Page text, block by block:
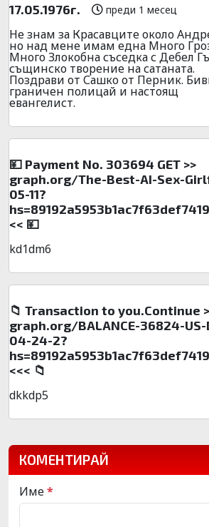
17.05.1976г. преди 1 месец
Не знам за Красавците около
но над мене имам една Много
Много Злокобна съседка с Дебел
същинско творение на сатаната.
Поздрави от Сашко от Перник.
граничен полицай и настоящ
евангелист.
💴 Payment No. 303694 GET >>
graph.org/The-Best-AI-Sex-
05-11?
<< 💴
kd1dm6
📁 Transaction to you.Continue
graph.org/BALANCE-36824-US-
04-24-2?
<<< 📁
dkkdp5
КОМЕНТИРАЙ
Име*